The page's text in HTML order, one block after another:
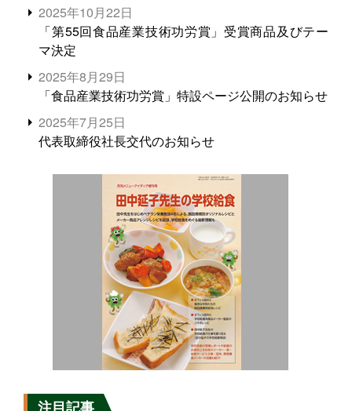
2025年10月22日
「第55回食品産業技術功労賞」受賞商品及びテー
マ決定
2025年8月29日
「食品産業技術功労賞」特設ページ公開のお知らせ
2025年7月25日
代表取締役社長交代のお知らせ